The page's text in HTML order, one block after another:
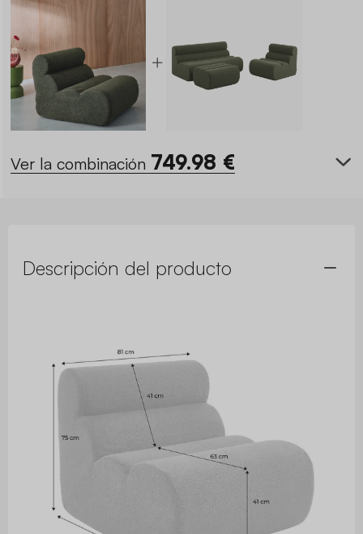
Ver la combinación 749.98 €
Descripción del producto